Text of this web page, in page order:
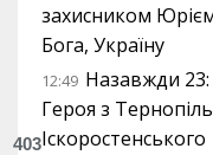
захисником
Бога, Україну
12:49 Назавжди
Героя з
Іскоростенського
403